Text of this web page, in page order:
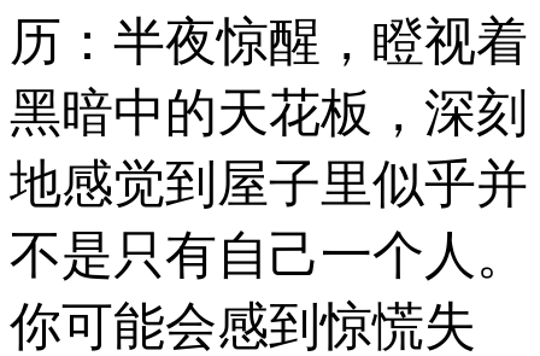
历：半夜惊醒，瞪视着
黑暗中的天花板，深刻
地感觉到屋子里似乎并
不是只有自己一个人。
你可能会感到惊慌失